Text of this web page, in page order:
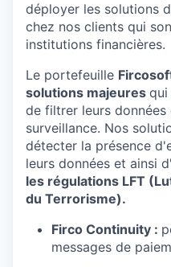
déployer les solutions
chez nos clients qui
institutions financières.
Le portefeuille
solutions majeures qui
de filtrer leurs
surveillance. Nos
détecter la présence
leurs données et ainsi
les régulations LFT
du Terrorisme).
Firco Continuity :
messages de